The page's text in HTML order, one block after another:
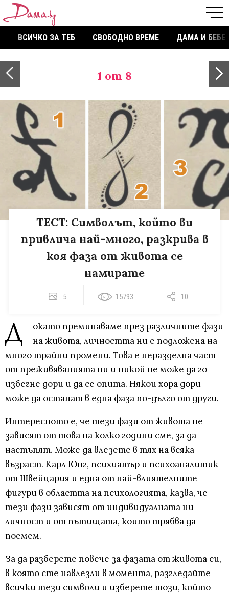
ВСИЧКО ЗА ТЕБ СВОБОДНО ВРЕМЕ ДАМА И БЕБЕ
1 от 8
ТЕСТ: Символът, който ви
привлича най-много, разкрива в
коя фаза от живота се
намирате
5 15793 10
Д
окато преминаваме през различните фази
на живота, личността ни е подложена на
много трайни промени. Това е неразделна част
от преживяванията ни и никой не може да го
избегне дори и да се опита. Някои хора дори
може да останат в една фаза по-дълго от други.
Интересното е, че тези фази от живота не
зависят от това на колко години сме, за да
настъпят. Може да влезете в тях на всяка
възраст. Карл Юнг, психиатър и психоаналитик
от Швейцария и една от най-влиятелните
фигури в областта на психологията, казва, че
тези фази зависят от индивидуалната ни
личност и от пътищата, които трябва да
поемем.
За да разберете повече за фазата от живота си,
в която сте навлезли в момента, разгледайте
всички тези символи и изберете този, който